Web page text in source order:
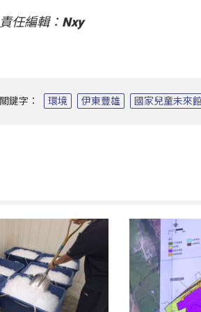
責任編輯：Nxy
關鍵字： 環境 伊東豐雄 國家兒童未來